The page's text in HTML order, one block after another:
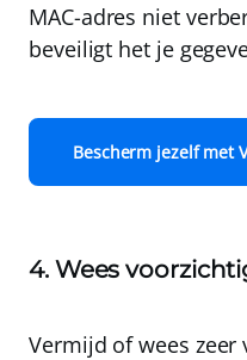
MAC-adres niet
beveiligt het je
Bescherm jezelf met
4. Wees
Vermijd of wees